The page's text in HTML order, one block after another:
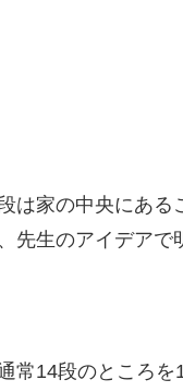
は家の中央にある
先生のアイデア
常14段のところ